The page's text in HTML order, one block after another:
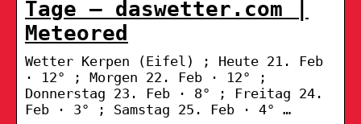
Tage – daswetter.com |
Meteored
Wetter Kerpen (Eifel) ; Heute 21. Feb
· 12° ; Morgen 22. Feb · 12° ;
Donnerstag 23. Feb · 8° ; Freitag 24.
Feb · 3° ; Samstag 25. Feb · 4° …